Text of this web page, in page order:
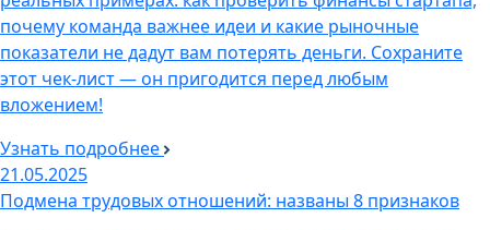
почему команда важнее идеи и какие рыночные
показатели не дадут вам потерять деньги. Сохраните
этот чек-лист — он пригодится перед любым
вложением!
Узнать подробнее
21.05.2025
Подмена трудовых отношений: названы 8 признаков